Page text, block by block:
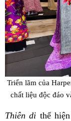
Triển lãm của
chất liệu độc đáo
Thiên di thể